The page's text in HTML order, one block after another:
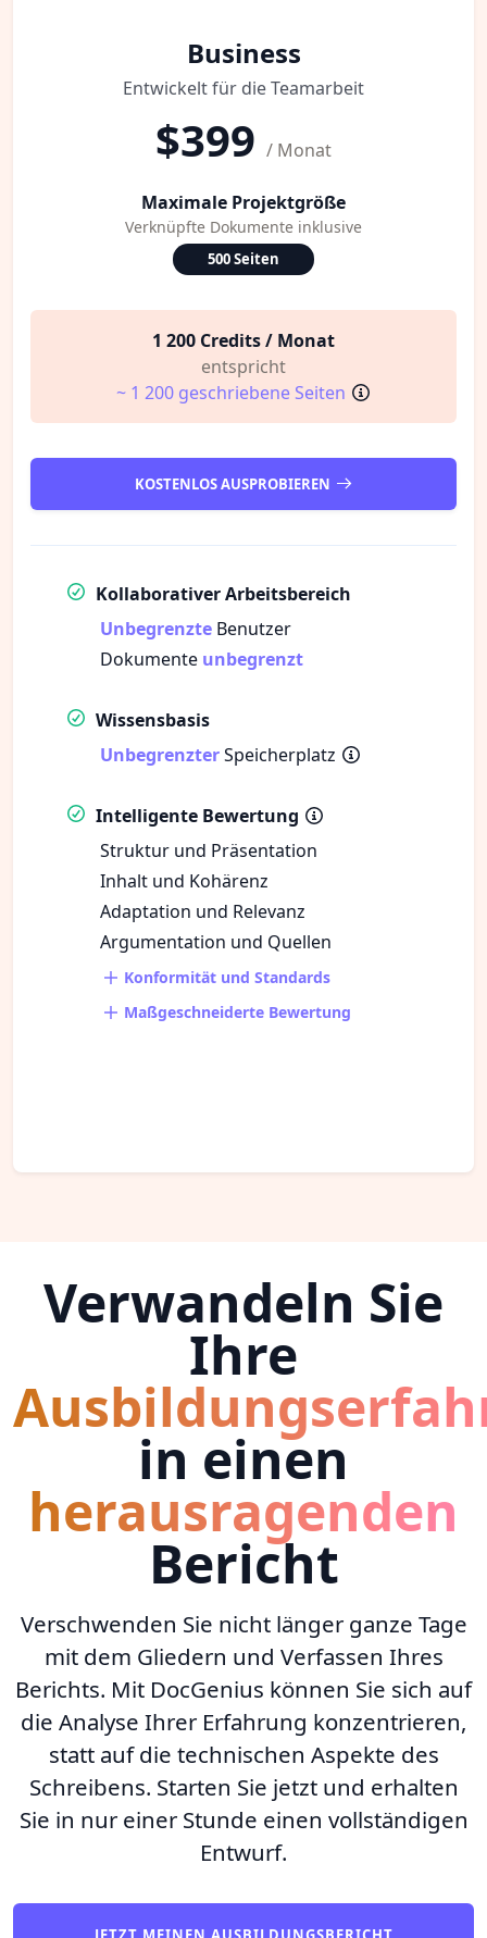
Business
Entwickelt für die Teamarbeit
$399 / Monat
Maximale Projektgröße
Verknüpfte Dokumente inklusive
500 Seiten
1 200 Credits / Monat
entspricht
~ 1 200 geschriebene Seiten
KOSTENLOS AUSPROBIEREN
Kollaborativer Arbeitsbereich
Unbegrenzte Benutzer
Dokumente unbegrenzt
Wissensbasis
UnbegrenzterSpeicherplatz
Intelligente Bewertung
Struktur und Präsentation
Inhalt und Kohärenz
Adaptation und Relevanz
Argumentation und Quellen
Konformität und Standards
Maßgeschneiderte Bewertung
Verwandeln Sie
Ihre
in einen
herausragenden
Bericht
Verschwenden Sie nicht länger ganze Tage
mit dem Gliedern und Verfassen Ihres
Berichts. Mit DocGenius können Sie sich auf
die Analyse Ihrer Erfahrung konzentrieren,
statt auf die technischen Aspekte des
Schreibens. Starten Sie jetzt und erhalten
Sie in nur einer Stunde einen vollständigen
Entwurf.